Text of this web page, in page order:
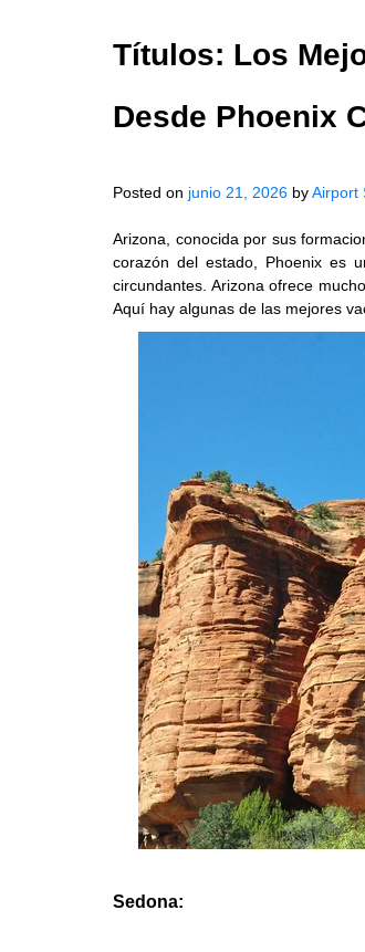
Títulos: Los
Desde Phoenix
Posted on junio 21, 2026 byAirport
Arizona, conocida por sus
corazón del estado, Phoenix es
circundantes. Arizona ofrece
Aquí hay algunas de las mejores
Sedona: